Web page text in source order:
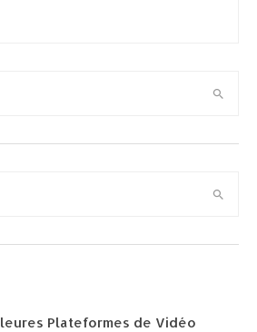
Plateformes de Vidéo